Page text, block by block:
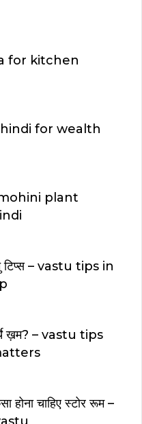
for kitchen
for wealth
– mohini plant
टिप्स – vastu tips in
ख़म? – vastu tips
होना चाहिए स्टोर रूम –